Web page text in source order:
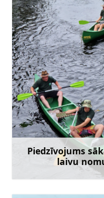
Piedzīvojums
laivu
timburi@inbox.lv
+371 29494465